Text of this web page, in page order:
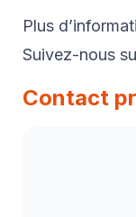
Plus
Suivez-nous
Contact